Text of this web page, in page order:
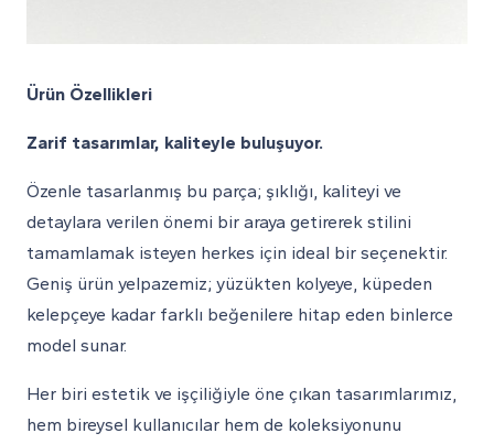
Ürün Özellikleri
Zarif tasarımlar, kaliteyle buluşuyor.
Özenle tasarlanmış bu parça; şıklığı, kaliteyi ve
detaylara verilen önemi bir araya getirerek stilini
tamamlamak isteyen herkes için ideal bir seçenektir.
Geniş ürün yelpazemiz; yüzükten kolyeye, küpeden
kelepçeye kadar farklı beğenilere hitap eden binlerce
model sunar.
Her biri estetik ve işçiliğiyle öne çıkan tasarımlarımız,
hem bireysel kullanıcılar hem de koleksiyonunu